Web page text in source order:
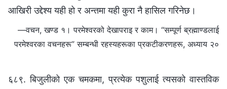
आखिरी उद्देश्य यही हो र अन्तमा यही कुरा नै हासिल गरिनेछ।
—वचन, खण्ड १। परमेश्‍वरको देखापराइ र काम। “सम्पूर्ण ब्रह्माण्डलाई
परमेश्‍वरका वचनहरू” सम्बन्धी रहस्यहरूका प्रकटीकरणहरू, अध्याय २०
६८९. बिजुलीको एक चमकमा, प्रत्येक पशुलाई त्यसको वास्तविक